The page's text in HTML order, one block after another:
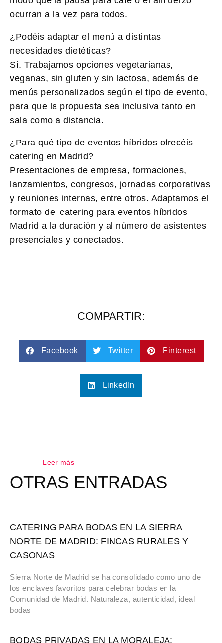
ocurran a la vez para todos.
¿Podéis adaptar el menú a distintas
necesidades dietéticas?
Sí. Trabajamos opciones vegetarianas,
veganas, sin gluten y sin lactosa, además de
menús personalizados según el tipo de evento,
para que la propuesta sea inclusiva tanto en
sala como a distancia.
¿Para qué tipo de eventos híbridos ofrecéis
catering en Madrid?
Presentaciones de empresa, formaciones,
lanzamientos, congresos, jornadas corporativas
y reuniones internas, entre otros. Adaptamos el
formato del catering para eventos híbridos
Madrid a la duración y al número de asistentes
presenciales y conectados.
COMPARTIR:
Facebook Twitter Pinterest
LinkedIn
Leer más
OTRAS ENTRADAS
CATERING PARA BODAS EN LA SIERRA
NORTE DE MADRID: FINCAS RURALES Y
CASONAS
Sierra Norte de Madrid se ha consolidado como uno de
los enclaves favoritos para celebrar bodas en la
Comunidad de Madrid. Naturaleza, autenticidad, ideal
bodas
BODAS PRIVADAS EN LA MORALEJA: